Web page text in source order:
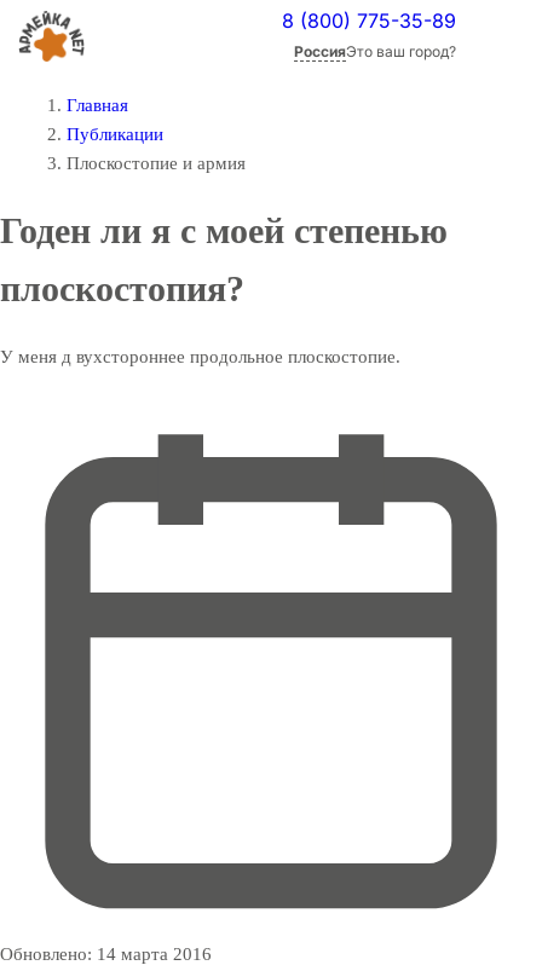
8 (800) 775-35-89
РоссияЭто ваш город?
Главная
Публикации
Плоскостопие и армия
Годен ли я с моей степенью
плоскостопия?
У меня д вухстороннее продольное плоскостопие.
Обновлено: 14 марта 2016